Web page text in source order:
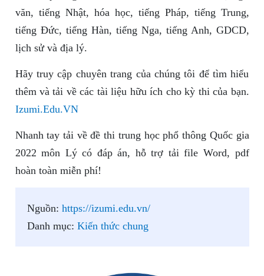
văn, tiếng Nhật, hóa học, tiếng Pháp, tiếng Trung,
tiếng Đức, tiếng Hàn, tiếng Nga, tiếng Anh, GDCD,
lịch sử và địa lý.
Hãy truy cập chuyên trang của chúng tôi để tìm hiểu
thêm và tải về các tài liệu hữu ích cho kỳ thi của bạn.
Izumi.Edu.VN
Nhanh tay tải về đề thi trung học phổ thông Quốc gia
2022 môn Lý có đáp án, hỗ trợ tải file Word, pdf
hoàn toàn miễn phí!
Nguồn: https://izumi.edu.vn/
Danh mục: Kiến thức chung